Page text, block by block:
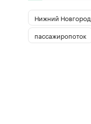
Нижний Новгород
пассажиропоток